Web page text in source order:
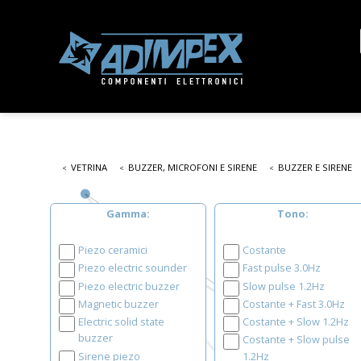
VETRINA BUZZER, MICROFONI E SIRENE BUZZER E SIRENE
Gamma
Piezo ceramici
Piezo electric sounder
Piezo electric buzzer
Magnetic buzzer
Electric solid state
buzzer
Sirene piezo
Tono
Costante
Fast pulse 3.0Hz
Slow pulse 1.2Hz
Costante + Fast 3.0Hz
Costante + Slow 1.2Hz
Costante + Slow pulse
1.2Hz